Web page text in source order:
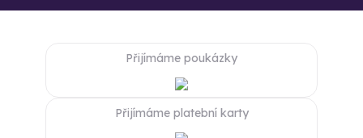
Přijímáme poukázky
Přijímáme platební karty